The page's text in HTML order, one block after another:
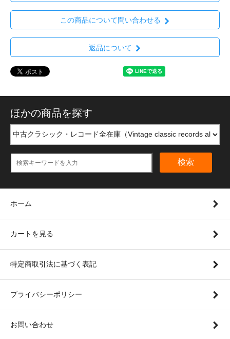
この商品について問い合わせる
返品について
ほかの商品を探す
検索
ホーム
カートを見る
特定商取引法に基づく表記
プライバシーポリシー
お問い合わせ